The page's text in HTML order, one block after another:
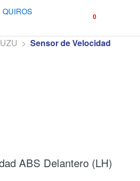
0
> Sensor de Velocidad
ABS Delantero (LH)